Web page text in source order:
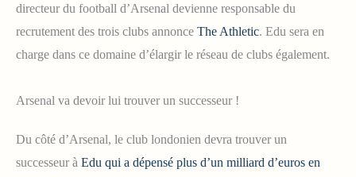
directeur du football d’Arsenal devienne responsable du
recrutement des trois clubs annonce The Athletic. Edu sera en
charge dans ce domaine d’élargir le réseau de clubs également.
Arsenal va devoir lui trouver un successeur !
Du côté d’Arsenal, le club londonien devra trouver un
successeur à Edu qui a dépensé plus d’un milliard d’euros en